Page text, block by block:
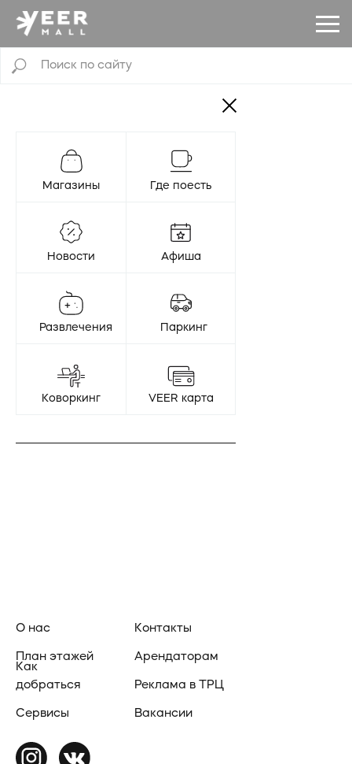
Магазины Где поесть
Новости
Паркинг
Афиша
Развлечения
О нас
План этажей
Как
добраться
Арендаторам
Контакты
Реклама в ТРЦ
VEER карта
Коворкинг
Сервисы Вакансии